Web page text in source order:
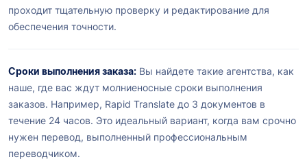
проходит тщательную проверку и редактирование для
обеспечения точности.
Сроки выполнения заказа: Вы найдете такие агентства, как
наше, где вас ждут молниеносные сроки выполнения
заказов. Например, Rapid Translate до 3 документов в
течение 24 часов. Это идеальный вариант, когда вам срочно
нужен перевод, выполненный профессиональным
переводчиком.